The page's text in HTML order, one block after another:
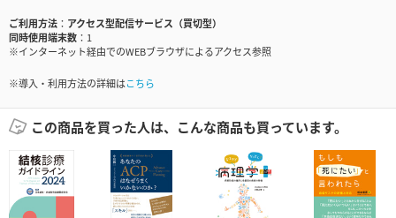
ご利用方法
アクセス型配信サービス（買切型）
同時使用端末数
1
※インターネット経由でのWEBブラウザによるアクセス参照
※導入・利用方法の詳細はこちら
この商品を買った人は、こんな商品も買っています。